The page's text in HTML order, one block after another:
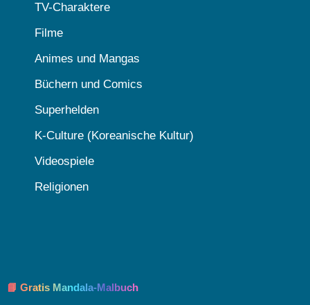
TV-Charaktere
Filme
Animes und Mangas
Büchern und Comics
Superhelden
K-Culture (Koreanische Kultur)
Videospiele
Religionen
📘 Gratis Mandala-Malbuch